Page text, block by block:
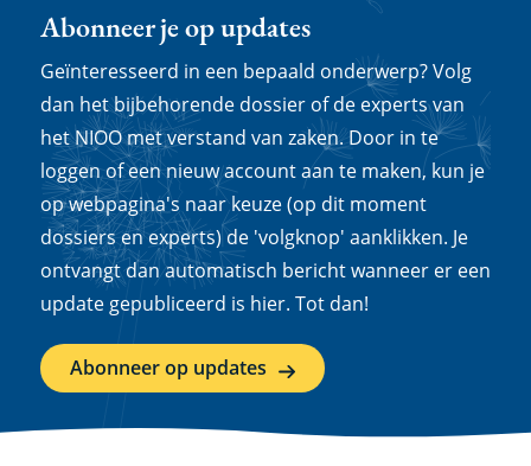
Abonneer je op updates
Geïnteresseerd in een bepaald onderwerp? Volg
dan het bijbehorende dossier of de experts van
het NIOO met verstand van zaken. Door in te
loggen of een nieuw account aan te maken, kun je
op webpagina's naar keuze (op dit moment
dossiers en experts) de 'volgknop' aanklikken. Je
ontvangt dan automatisch bericht wanneer er een
update gepubliceerd is hier. Tot dan!
Abonneer op updates